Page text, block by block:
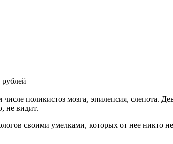
поликистоз мозга, эпилепсия, слепота.
не видит.
своими умелками, которых от нее никто